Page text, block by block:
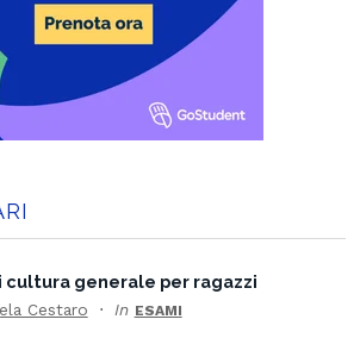
cultura generale per ragazzi
Cestaro In ESAMI